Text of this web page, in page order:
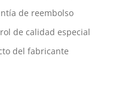
de reembolso
de calidad especial
del fabricante